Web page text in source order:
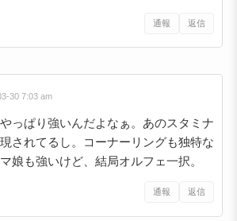
通報 返信
30 7:03 am
っぱり強いんだよなぁ。あのスタミナ
されてるし。コーナーリングも独特な
娘も強いけど、結局オルフェ一択。
通報 返信